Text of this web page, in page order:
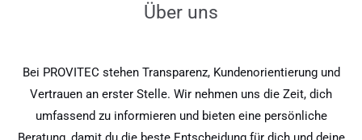
Über uns
Bei PROVITEC stehen Transparenz, Kundenorientierung und
Vertrauen an erster Stelle. Wir nehmen uns die Zeit, dich
umfassend zu informieren und bieten eine persönliche